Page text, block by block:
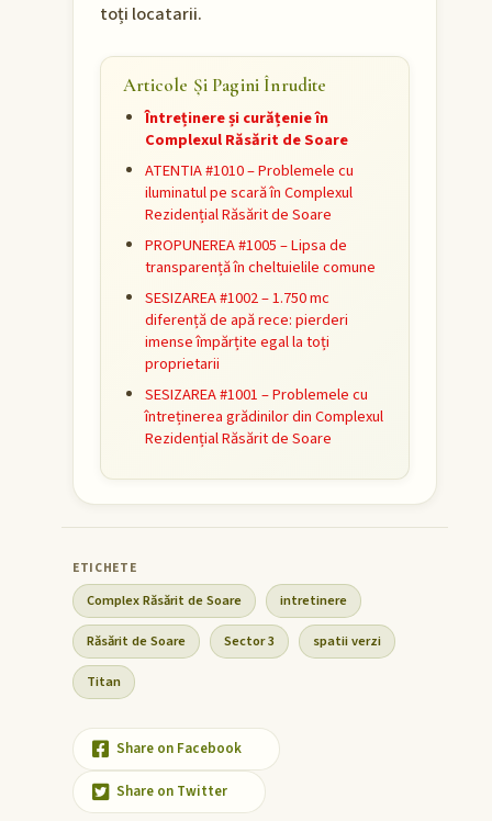
toți locatarii.
Articole Și Pagini Înrudite
Întreținere și curățenie în
Complexul Răsărit de Soare
ATENTIA #1010 – Problemele cu
iluminatul pe scară în Complexul
Rezidențial Răsărit de Soare
PROPUNEREA #1005 – Lipsa de
transparență în cheltuielile comune
SESIZAREA #1002 – 1.750 mc
diferență de apă rece: pierderi
imense împărțite egal la toți
proprietarii
SESIZAREA #1001 – Problemele cu
întreținerea grădinilor din Complexul
Rezidențial Răsărit de Soare
Complex Răsărit de Soare intretinere
Răsărit de Soare Sector 3 spatii verzi
Titan
Share on Facebook
Share on Twitter